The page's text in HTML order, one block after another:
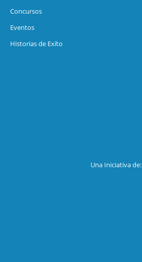
Concursos
Eventos
Historias de Exíto
Una Iniciativa de: